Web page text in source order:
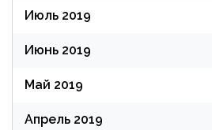
Июль 2019
Июнь 2019
Май 2019
Апрель 2019